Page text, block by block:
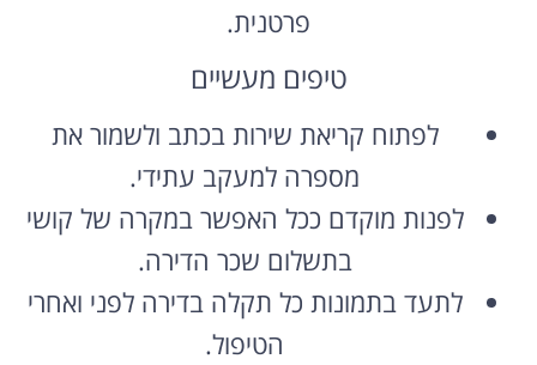
פרטנית.
טיפים מעשיים
לפתוח קריאת שירות בכתב ולשמור את
מספרה למעקב עתידי.
לפנות מוקדם ככל האפשר במקרה של קושי
בתשלום שכר הדירה.
לתעד בתמונות כל תקלה בדירה לפני ואחרי
הטיפול.